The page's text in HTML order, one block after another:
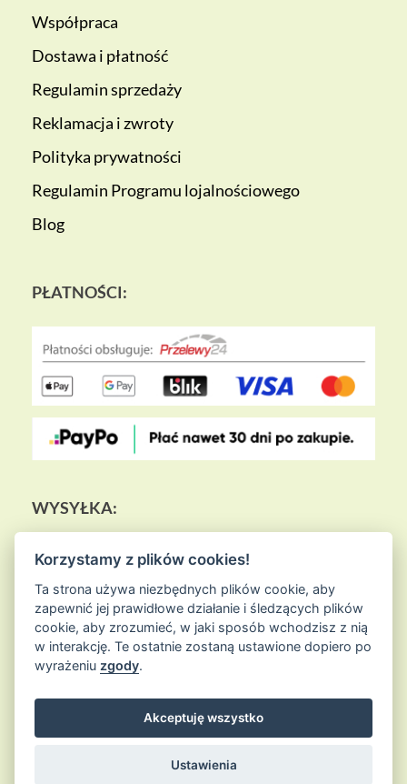
Współpraca
Dostawa i płatność
Regulamin sprzedaży
Reklamacja i zwroty
Polityka prywatności
Regulamin Programu lojalnościowego
Blog
PŁATNOŚCI:
WYSYŁKA:
© 2026Sklep Ziołowa Wyspais proudly powered by
Entries (RSS) and Comments (RSS)
Korzystamy z plików cookies!
Ta strona używa niezbędnych plików cookie, aby
zapewnić jej prawidłowe działanie i śledzących plików
cookie, aby zrozumieć, w jaki sposób wchodzisz z nią
w interakcję. Te ostatnie zostaną ustawione dopiero po
wyrażeniu zgody.
Akceptuję wszystko
Ustawienia